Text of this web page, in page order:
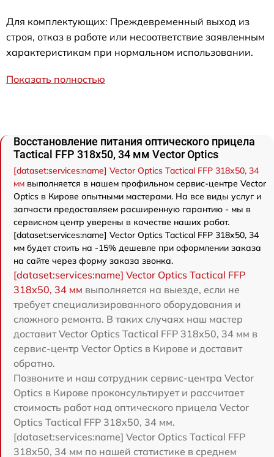
Для комплектующих: Преждевременный выход из
строя, отказ в работе или несоответствие заявленным
характеристикам при нормальном использовании.
Показать полностью
Восстановление питания оптического прицела
Tactical FFP 318x50, 34 мм Vector Optics
[dataset:services:name] Vector Optics Tactical FFP 318x50, 34
мм выполняется в нашем профильном сервис-центре Vector
Optics в Кирове опытными мастерами. На все виды услуг и
запчасти предоставляем расширенную гарантию - мы в
сервисном центр уверены в качестве наших работ.
[dataset:services:name] Vector Optics Tactical FFP 318x50, 34
мм будет стоить на -15% дешевле при оформлении заказа
на сайте через форму заказа звонка.
[dataset:services:name] Vector Optics Tactical FFP
318x50, 34 мм выполняется на выезде, если не
требует специализированного оборудования и
сложного ремонта. В таких случаях наш мастер
доставит Vector Optics Tactical FFP 318x50, 34 мм в
сервис-центр Vector Optics в Кирове и доставит
обратно.
Позвоните и наш сотрудник сервис-центра Vector
Optics в Кирове проконсультирует и рассчитает
стоимость работ над оптического прицела Vector
Optics Tactical FFP 318x50, 34 мм.
[dataset:services:name] Vector Optics Tactical FFP
318x50, 34 мм по нашей статистике в среднем